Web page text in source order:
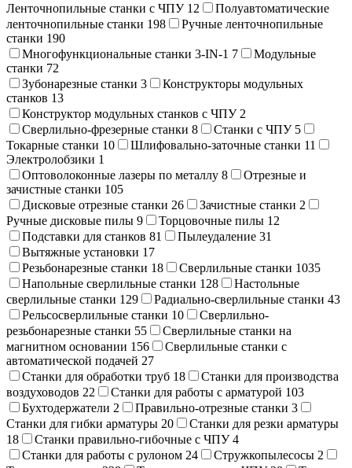
Ленточнопильные станки с ЧПУ 12
Полуавтоматические
ленточнопильные станки 198
Ручные ленточнопильные
станки 190
Многофункциональные станки 3-IN-1 7
Модульные
станки 72
Зубонарезные станки 3
Конструкторы модульных
станков 13
Конструктор модульных станков с ЧПУ 2
Сверлильно-фрезерные станки 8 Станки с ЧПУ 5
Токарные станки 10 Шлифовально-заточные станки 11
Электролобзики 1
Оптоволоконные лазеры по металлу 8
Отрезные и
зачистные станки 105
Дисковые отрезные станки 26 Зачистные станки 2
Ручные дисковые пилы 9 Торцовочные пилы 12
Подставки для станков 81 Пылеудаление 31
Вытяжные установки 17
Резьбонарезные станки 18 Сверлильные станки 1035
Напольные сверлильные станки 128
Настольные
сверлильные станки 129 Радиально-сверлильные станки 43
Рельсосверлильные станки 10
Сверлильно-
резьбонарезные станки 55
Сверлильные станки на
магнитном основании 156
Сверлильные станки с
автоматической подачей 27
Станки для обработки труб 18
Станки для производства
воздуховодов 22 Станки для работы с арматурой 103
Бухтодержатели 2 Правильно-отрезные станки 3
Станки для гибки арматуры 20
Станки для резки арматуры
18
Станки правильно-гибочные с ЧПУ4
Станки для работы с рулоном 24 Стружкопылесосы 2